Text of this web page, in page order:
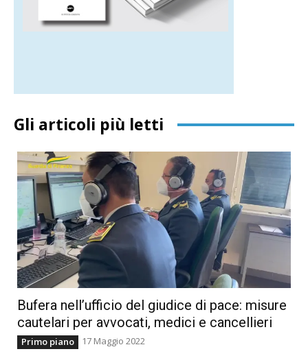
Gli articoli più letti
Bufera nell’ufficio del giudice di pace: misure
cautelari per avvocati, medici e cancellieri
Primo piano 17 Maggio 2022